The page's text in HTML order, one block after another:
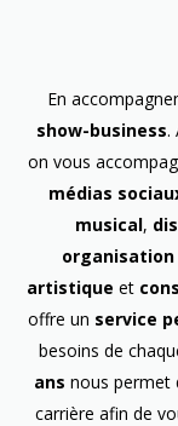
En
show-business.
on vous
médias
musical,
organisation
artistique et
offre un service
besoins de
ans nous permet
carrière afin de